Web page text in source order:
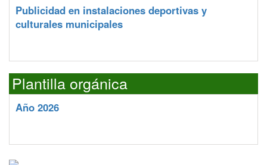
Publicidad en instalaciones deportivas y
culturales municipales
Plantilla orgánica
Año 2026